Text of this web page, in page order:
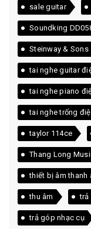
sale guitar
Soundking
Steinway & Sons
tai nghe guitar
tai nghe piano
tai nghe trống
taylor 114ce
Thang Long
thiết bị âm thanh
thu âm trả
trả góp nhạc cụ